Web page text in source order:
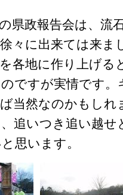
県政報告会は、流
々に出来ては来ま
各地に作り上げ
ですが実情です
当然なのかもし
追いつき追い越せ
思います。